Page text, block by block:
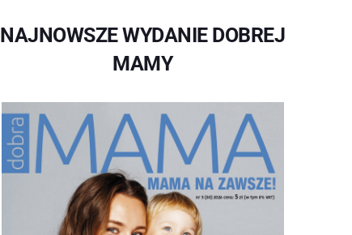
NAJNOWSZE WYDANIE DOBREJ
MAMY